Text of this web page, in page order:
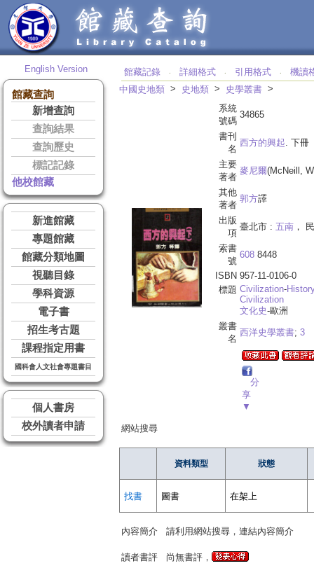
English Version
館藏查詢
新增查詢
查詢結果
查詢歷史
標記記錄
他校館藏
新進館藏
專題館藏
館藏分類地圖
視聽目錄
學科資源
電子書
招生考古題
課程指定用書
國科會人文社會專題書目
個人書房
校外讀者申請
館藏記錄 ‧ 詳細格式 ‧ 引用格式 ‧
機讀
中國史地類 > 史地類 > 史學叢書 >
系統
號碼
34865
書刊
名
西方的興起. 下冊
主要
著者
麥尼爾(McNeill,
其他
著者
郭方譯
出版
項
臺北市 : 五南 ，
索書
號
608 8448
ISBN 957-11-0106-0
標題 Civilization-
Civilization
文化史-歐洲
叢書
名
西洋史學叢書; 3
分
享
▼
網站搜尋
資料類型 狀態
找書 圖書 在架上
內容簡介 請利用網站搜尋，連結內容簡介
讀者書評 尚無書評，